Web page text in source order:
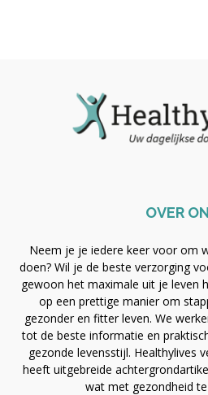
OVER
Neem je je iedere keer voor om
doen? Wil je de beste verzorging
gewoon het maximale uit je leven
op een prettige manier om
gezonder en fitter leven. We
tot de beste informatie en
gezonde levensstijl. Healthylives
heeft uitgebreide
wat met gezondheid